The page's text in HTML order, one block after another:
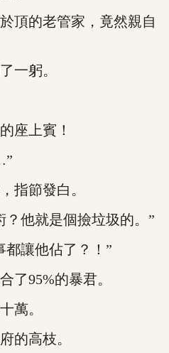
的老管家，竟然親自
躬。
上賓！
節發白。
他就是個撿垃圾的。”
讓他佔了？！”
95%的暴君。
萬。
高枝。